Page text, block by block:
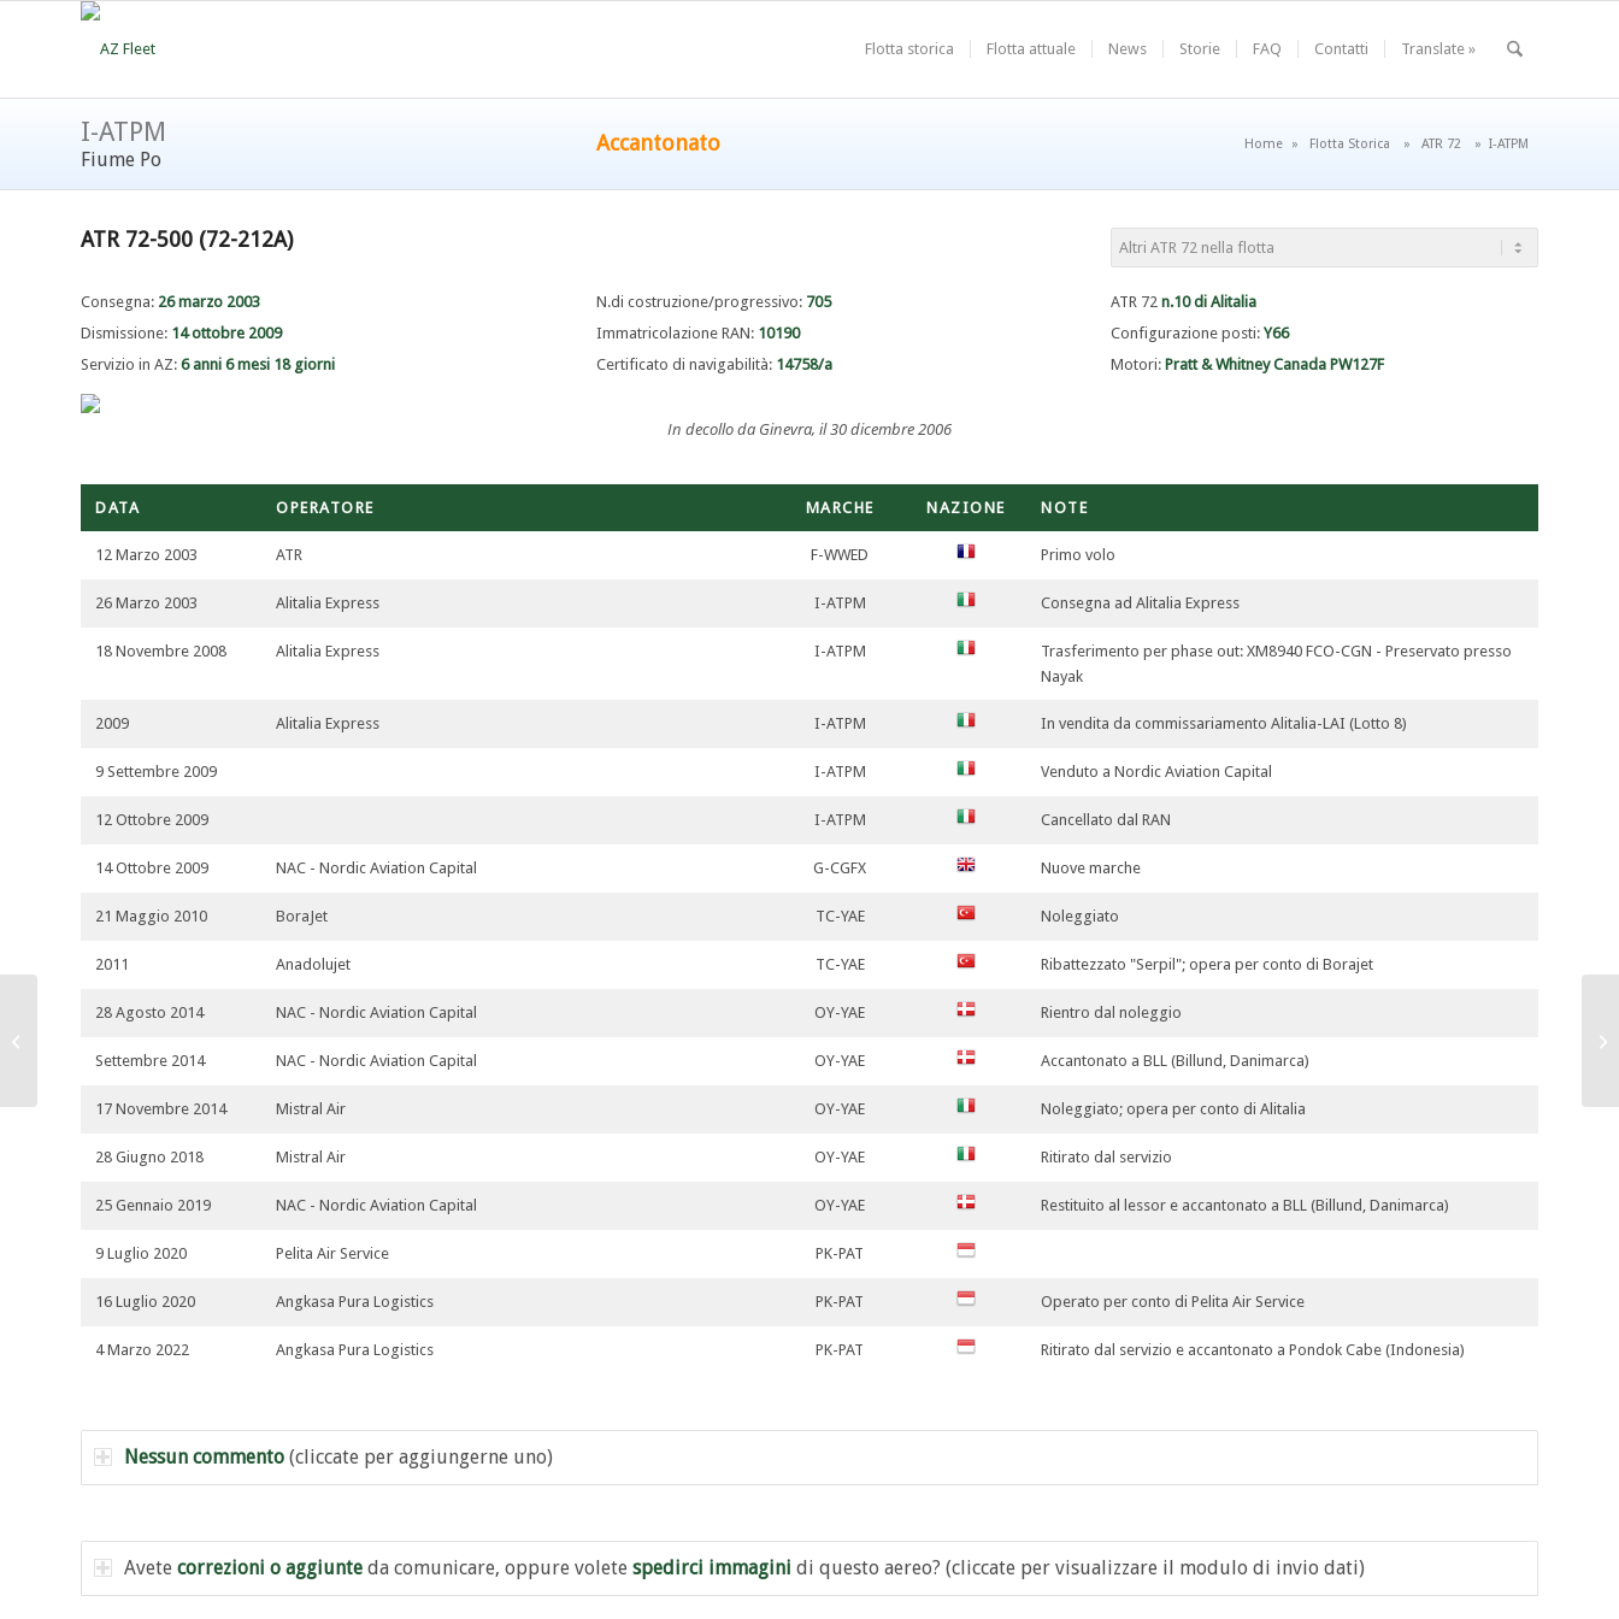
Flotta storica Flotta attuale News Storie FAQ Contatti Translate »
I-ATPM
Fiume Po
Accantonato Home » Flotta Storica » ATR 72 » I-ATPM
ATR 72-500 (72-212A)
Consegna: 26 marzo 2003
Dismissione: 14 ottobre 2009
Servizio in AZ: 6 anni 6 mesi 18 giorni
N.di costruzione/progressivo: 705
Immatricolazione RAN: 10190
Certificato di navigabilità: 14758/a
ATR 72n.10 di Alitalia
Configurazione posti:Y66
Motori: Pratt & Whitney Canada PW127F
In decollo da Ginevra, il 30 dicembre 2006
DATA OPERATORE MARCHE NAZIONE NOTE
12 Marzo 2003 ATR F-WWED Primo volo
26 Marzo 2003 Alitalia Express I-ATPM Consegna ad Alitalia Express
18 Novembre 2008 Alitalia Express I-ATPM
Trasferimento per phase out: XM8940 FCO-CGN - Preservato presso
Nayak
2009 Alitalia Express I-ATPM In vendita da commissariamento Alitalia-LAI (Lotto 8)
9 Settembre 2009 I-ATPM Venduto a Nordic Aviation Capital
12 Ottobre 2009 I-ATPM Cancellato dal RAN
14 Ottobre 2009 NAC - Nordic Aviation Capital G-CGFX Nuove marche
21 Maggio 2010 BoraJet TC-YAE Noleggiato
2011 Anadolujet TC-YAE Ribattezzato "Serpil"; opera per conto di Borajet
28 Agosto 2014 NAC - Nordic Aviation Capital OY-YAE Rientro dal noleggio
Settembre 2014 NAC - Nordic Aviation Capital OY-YAE Accantonato a BLL (Billund, Danimarca)
17 Novembre 2014 Mistral Air OY-YAE Noleggiato; opera per conto di Alitalia
28 Giugno 2018 Mistral Air OY-YAE Ritirato dal servizio
25 Gennaio 2019 NAC - Nordic Aviation Capital OY-YAE Restituito al lessor e accantonato a BLL (Billund, Danimarca)
9 Luglio 2020 Pelita Air Service PK-PAT
16 Luglio 2020 Angkasa Pura Logistics PK-PAT Operato per conto di Pelita Air Service
4 Marzo 2022 Angkasa Pura Logistics PK-PAT Ritirato dal servizio e accantonato a Pondok Cabe (Indonesia)
Nessun commento (cliccate per aggiungerne uno)
Avete correzioni o aggiunte da comunicare, oppure volete spedirci immagini di questo aereo? (cliccate per visualizzare il modulo di invio dati)